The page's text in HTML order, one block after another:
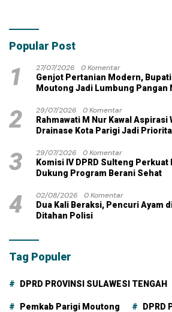
dengan Dana Pribadi
Popular Post
1 27/07/2026
0 Komentar
Genjot Pertanian Modern,
Moutong Jadi Lumbung Pangan
2 29/07/2026
0 Komentar
Rahmawati M Nur Kawal
Drainase Kota Parigi Jadi
3 29/07/2026
0 Komentar
Komisi IV DPRD Sulteng
Dukung Program Berani Sehat
4 02/08/2026
0 Komentar
Dua Kali Beraksi, Pencuri Ayam
Ditahan Polisi
Tag Populer
DPRD PROVINSI SULAWESI TENGAH
Pemkab Parigi Moutong DPRD